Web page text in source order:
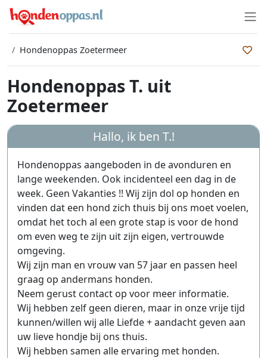
Hondenoppas Zoetermeer
Hondenoppas T. uit
Zoetermeer
Hallo, ik ben T.!
Hondenoppas aangeboden in de avonduren en
lange weekenden. Ook incidenteel een dag in de
week. Geen Vakanties !! Wij zijn dol op honden en
vinden dat een hond zich thuis bij ons moet voelen,
omdat het toch al een grote stap is voor de hond
om even weg te zijn uit zijn eigen, vertrouwde
omgeving.
Wij zijn man en vrouw van 57 jaar en passen heel
graag op andermans honden.
Neem gerust contact op voor meer informatie.
Wij hebben zelf geen dieren, maar in onze vrije tijd
kunnen/willen wij alle Liefde + aandacht geven aan
uw lieve hondje bij ons thuis.
Wij hebben samen alle ervaring met honden.